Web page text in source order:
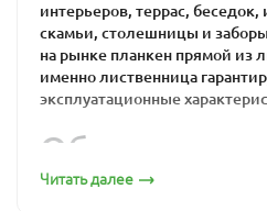
интерьеров, террас, беседок,
скамьи, столешницы и
на рынке планкен прямой из
именно лиственница
эксплуатационные
Обшивка из
лиственницы
Читать далее